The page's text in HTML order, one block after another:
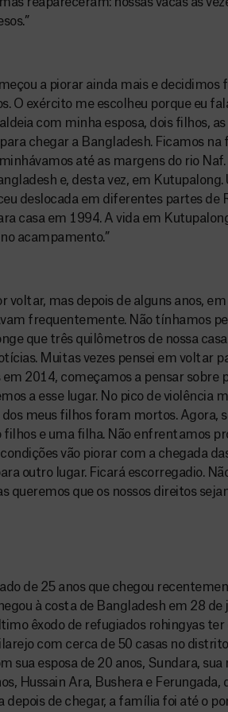
a piorar ainda mais e decidimos
O exército me escolheu porque eu
com minha esposa, dois filhos, as
chegar a Bangladesh. Ficamos
até as margens do rio Naf.
e, desta vez, em
deslocada em diferentes partes de
casa em 1994. A vida em
acampamento.”
voltar, mas depois de alguns anos,
frequentemente. Não tínhamos
que três quilômetros de nossa
Muitas vezes pensei em voltar
em 2014, começamos a pensar sobre
a esse lugar. No pico de violência
dos meus filhos foram mortos. Agora,
filhos e uma filha. Não enfrentamos
vão piorar com a chegada
outro lugar. Ficará escorregadio.
queremos que os nossos direitos
de 25 anos que chegou
à costa de Bangladesh em 28 de
êxodo de refugiados rohingyas
com cerca de 50 casas no
sua esposa de 20 anos, Sundara, sua
Hussain Ara, Bushera e Ferungada,
depois de chegar, a família foi até o